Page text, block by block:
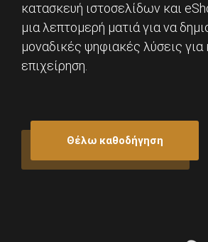
κατασκευή ιστοσελίδων και
μια λεπτομερή ματιά για να
μοναδικές ψηφιακές λύσεις για
επιχείρηση.
Θέλω καθοδήγηση